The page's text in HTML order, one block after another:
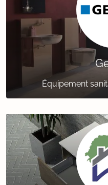
Équipement